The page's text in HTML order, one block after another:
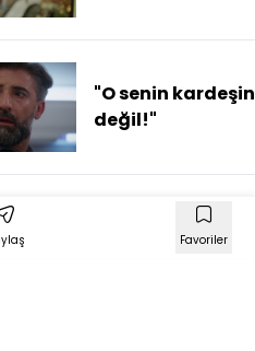
"O senin kardeşin
değil!"
Favoriler